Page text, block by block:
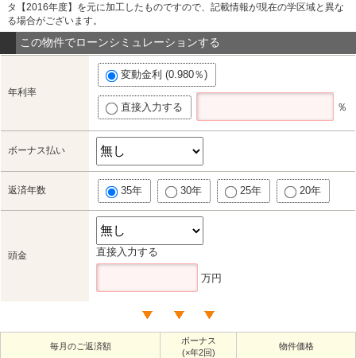
タ【2016年度】を元に加工したものですので、記載情報が現在の学区域と異な
る場合がございます。
この物件でローンシミュレーションする
年利率
変動金利 (0.980％)
直接入力する ％
ボーナス払い
返済年数 35年 30年 25年 20年
頭金 直接入力する
万円
毎月のご返済額
ボーナス
(×年2回)
物件価格